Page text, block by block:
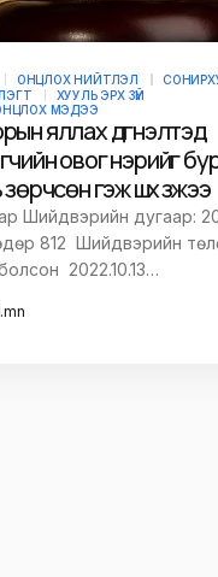
ОНЦЛОХ НИЙТЛЭЛ
ХУУЛЬ ЭРХ ЗҮЙ
МЭДЭЭ
яллах дүгнэлтэд
овог нэрийг
гэж шүүх үзжээ
Шийдвэрийн дугаар:
812 Шийдвэрийн
2022.10.13…